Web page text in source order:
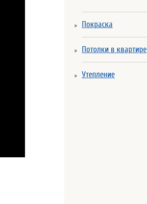
Покраска
Потолки в квартире
Утепление